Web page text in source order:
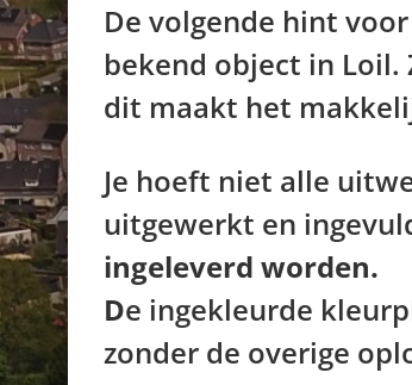
De volgende hint
bekend object in
dit maakt het
Je hoeft niet alle
uitgewerkt en
ingeleverd worden.
De ingekleurde
zonder de overige